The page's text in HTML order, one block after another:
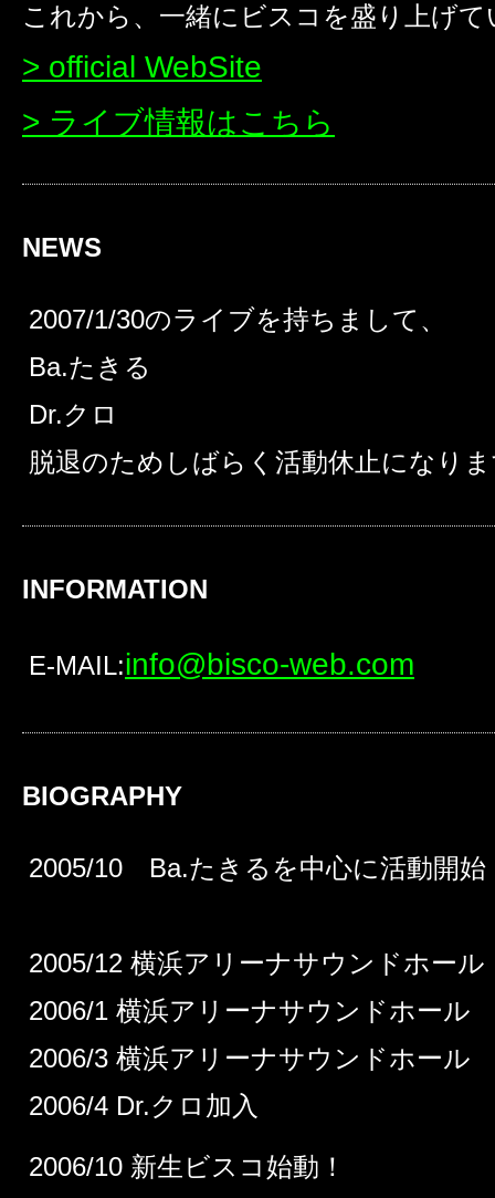
これから、一緒にビスコを盛り上げ
> official WebSite
> ライブ情報はこちら
NEWS
2007/1/30のライブを持ちまして、
Ba.たきる
Dr.クロ
脱退のためしばらく活動休止になり
INFORMATION
E-MAIL:info@bisco-web.com
BIOGRAPHY
2005/10 Ba.たきるを中心に活動開始
2005/12 横浜アリーナサウンドホール
2006/1 横浜アリーナサウンドホール
2006/3 横浜アリーナサウンドホール
2006/4 Dr.クロ加入
2006/10 新生ビスコ始動！